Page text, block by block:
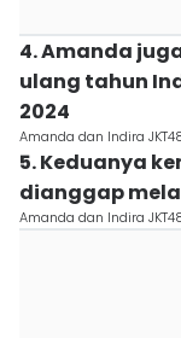
4. Amanda
ulang tahun
2024
Amanda dan Indira
5. Keduanya
dianggap
Amanda dan Indira